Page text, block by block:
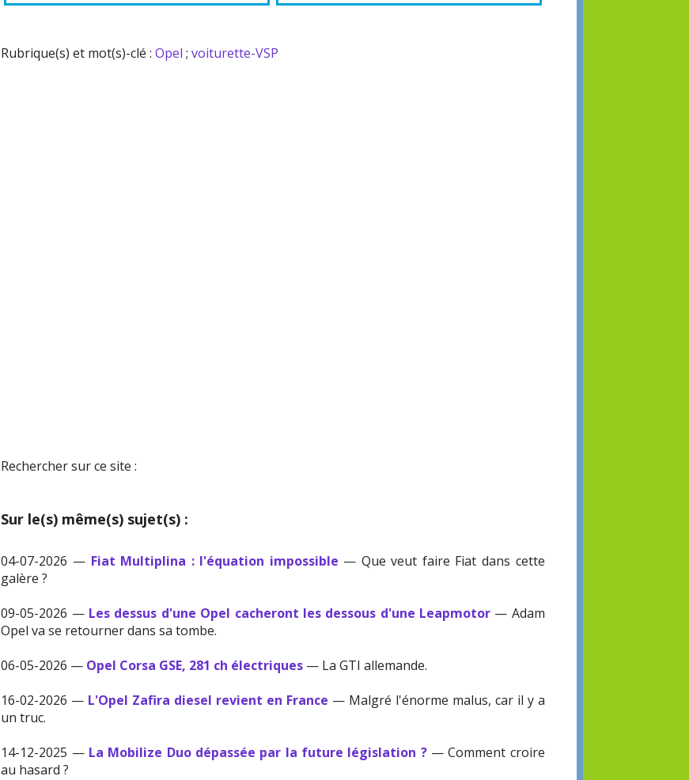
Rubrique(s) et mot(s)-clé :Opel ;voiturette-VSP
Rechercher sur ce site :
Sur le(s) même(s) sujet(s) :
04-07-2026 — Fiat Multiplina : l'équation impossible — Que veut faire Fiat dans cette
galère ?
09-05-2026 — Les dessus d'une Opel cacheront les dessous d'une Leapmotor— Adam
Opel va se retourner dans sa tombe.
06-05-2026 — Opel Corsa GSE, 281 ch électriques — La GTI allemande.
16-02-2026 — L'Opel Zafira diesel revient en France — Malgré l'énorme malus, car il y a
un truc.
14-12-2025 — La Mobilize Duo dépassée par la future législation ?— Comment croire
au hasard ?